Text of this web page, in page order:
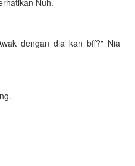
dengan dia kan bff?" Nia